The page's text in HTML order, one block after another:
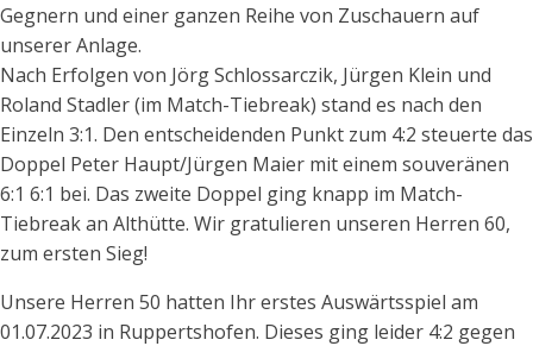
Gegnern und einer ganzen Reihe von Zuschauern auf
unserer Anlage.
Nach Erfolgen von Jörg Schlossarczik, Jürgen Klein und
Roland Stadler (im Match-Tiebreak) stand es nach den
Einzeln 3:1. Den entscheidenden Punkt zum 4:2 steuerte das
Doppel Peter Haupt/Jürgen Maier mit einem souveränen
6:1 6:1 bei. Das zweite Doppel ging knapp im Match-
Tiebreak an Althütte. Wir gratulieren unseren Herren 60,
zum ersten Sieg!
Unsere Herren 50 hatten Ihr erstes Auswärtsspiel am
01.07.2023 in Ruppertshofen. Dieses ging leider 4:2 gegen